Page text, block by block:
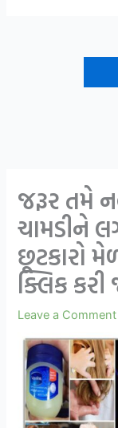
જરૂર તમે
ચામડીને
છૂટકારો
ક્લિક કરી
Leave a Comment